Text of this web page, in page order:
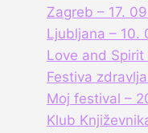
Zagreb – 17.
Ljubljana – 10.
Love and Spirit
Festiva
Moj festival –
Klub